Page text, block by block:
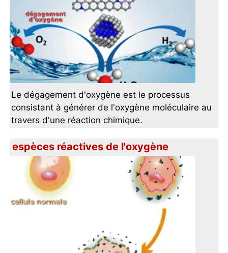
Le dégagement d'oxygène est le processus
consistant à générer de l'oxygène moléculaire au
travers d'une réaction chimique.
espèces réactives de l'oxygène